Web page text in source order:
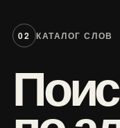
02 КАТАЛОГ СЛОВ